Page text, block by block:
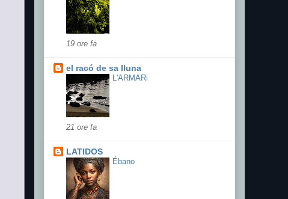
19 ore fa
el racó de sa lluna
L'ARMARi
21 ore fa
LATIDOS
Ébano